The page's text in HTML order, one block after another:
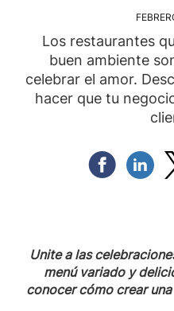
Los restaurantes
buen ambiente
celebrar el amor.
hacer que tu
Compartir
Unite a las
menú variado y
conocer cómo crear